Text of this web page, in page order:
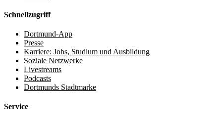
Schnellzugriff
Dortmund-App
Presse
Karriere: Jobs, Studium und Ausbildung
Soziale Netzwerke
Livestreams
Podcasts
Dortmunds Stadtmarke
Service